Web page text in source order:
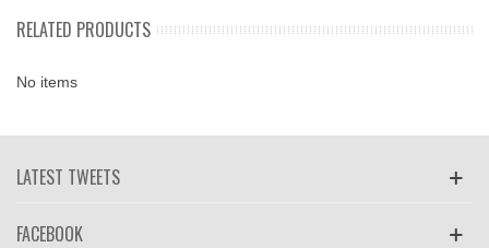
RELATED PRODUCTS
No items
LATEST TWEETS
FACEBOOK